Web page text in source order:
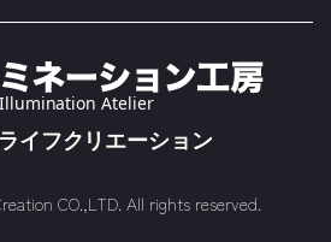
CO.,LTD. All rights reserved.